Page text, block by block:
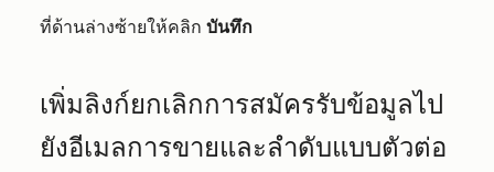
ที่ด้านล่างซ้ายให้คลิก บันทึก
เพิ่มลิงก์ยกเลิกการสมัครรับข้อมูลไป
ยังอีเมลการขายและลำดับแบบตัวต่อ